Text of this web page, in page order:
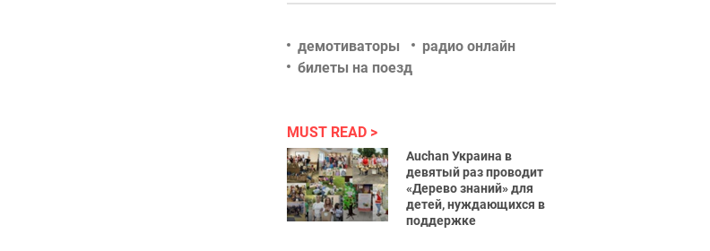
демотиваторы
радио онлайн
билеты на поезд
MUST READ
Auchan Украина в
девятый раз проводит
«Дерево знаний» для
детей, нуждающихся в
поддержке